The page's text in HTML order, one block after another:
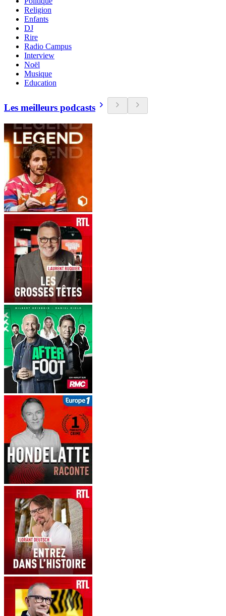
Religion
Enfants
DJ
Rire
Radio Campus
Interview
Noël
Musique
Education
Les meilleurs podcasts